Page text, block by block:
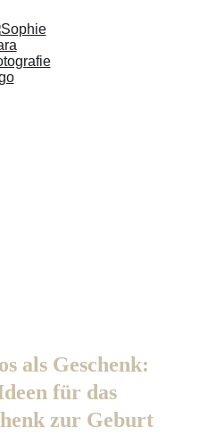
als Geschenk:
für das
zur Geburt